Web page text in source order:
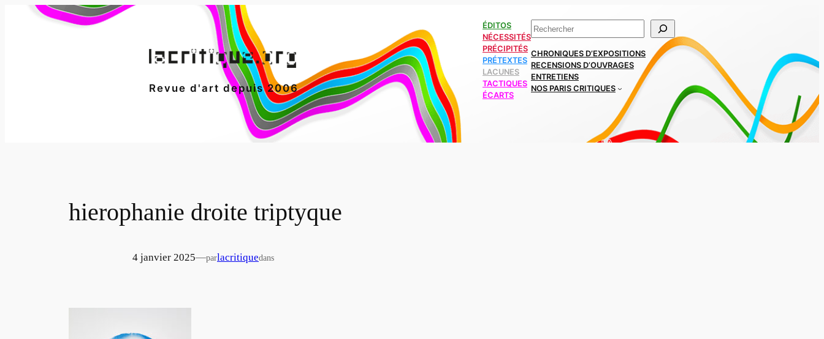
Revue d'art depuis 2006
ÉDITOS
NÉCESSITÉS
PRÉCIPITÉS
PRÉTEXTES
LACUNES
TACTIQUES
ÉCARTS
Rechercher
CHRONIQUES D’EXPOSITIONS
RECENSIONS D’OUVRAGES
ENTRETIENS
NOS PARIS CRITIQUES
hierophanie droite triptyque
4 janvier 2025—parlacritiquedans